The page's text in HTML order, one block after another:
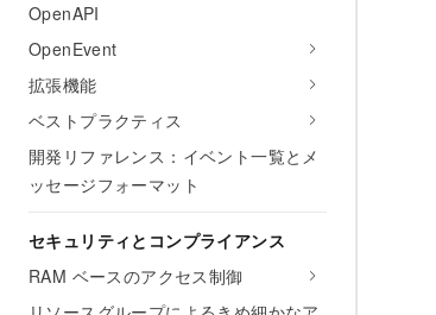
OpenAPI
OpenEvent
拡張機能
ベストプラクティス
開発リファレンス：イベント一覧とメ
ッセージフォーマット
セキュリティとコンプライアンス
RAM ベースのアクセス制御